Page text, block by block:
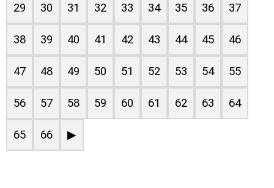
29 30 31 32 33 34 35 36 37
38 39 40 41 42 43 44 45 46
47 48 49 50 51 52 53 54 55
56 57 58 59 60 61 62 63 64
65 66 ▶